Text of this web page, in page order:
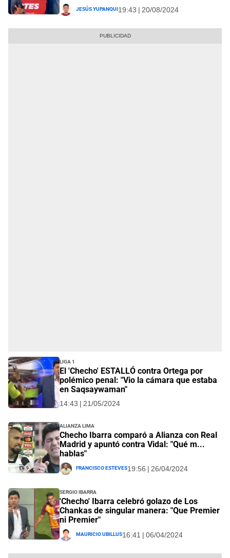
Jesús Yupanqui19:43 | 20/08/2024
Liga 1
El 'Checho' ESTALLÓ contra Ortega por
polémico penal: "Vio la cámara que estaba
en Saqsaywaman"
14:43 | 21/05/2024
Alianza Lima
Checho Ibarra comparó a Alianza con Real
Madrid y apuntó contra Vidal: "Qué m...
hablas"
Francisco Esteves19:56 | 26/04/2024
Sergio Ibarra
'Checho' Ibarra celebró golazo de Los
Chankas de singular manera: "Que Premier
ni Premier"
Mauricio Ubillus16:41 | 06/04/2024